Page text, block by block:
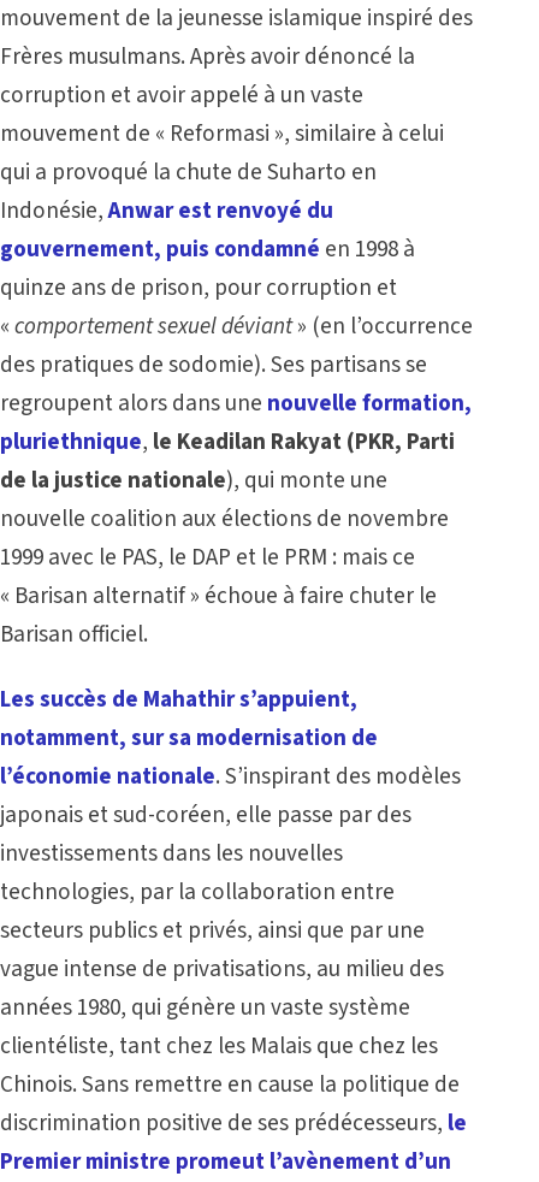
mouvement de la jeunesse islamique inspiré des
Frères musulmans. Après avoir dénoncé la
corruption et avoir appelé à un vaste
mouvement de « Reformasi », similaire à celui
qui a provoqué la chute de Suharto en
Indonésie,Anwar est renvoyé du
gouvernement, puis condamné en 1998 à
quinze ans de prison, pour corruption et
«comportement sexuel déviant» (en l’occurrence
des pratiques de sodomie). Ses partisans se
regroupent alors dans une nouvelle formation,
pluriethnique, le Keadilan Rakyat (PKR, Parti
de la justice nationale), qui monte une
nouvelle coalition aux élections de novembre
1999 avec le PAS, le DAP et le PRM : mais ce
« Barisan alternatif » échoue à faire chuter le
Barisan officiel.
Les succès de Mahathir s’appuient,
notamment, sur sa modernisation de
l’économie nationale. S’inspirant des modèles
japonais et sud-coréen, elle passe par des
investissements dans les nouvelles
technologies, par la collaboration entre
secteurs publics et privés, ainsi que par une
vague intense de privatisations, au milieu des
années 1980, qui génère un vaste système
clientéliste, tant chez les Malais que chez les
Chinois. Sans remettre en cause la politique de
discrimination positive de ses prédécesseurs, le
Premier ministre promeut l’avènement d’un